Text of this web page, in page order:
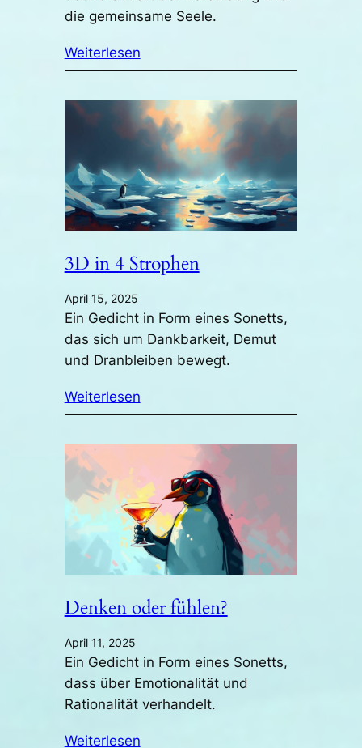
die gemeinsame Seele.
Weiterlesen
3D in 4 Strophen
April 15, 2025
Ein Gedicht in Form eines Sonetts,
das sich um Dankbarkeit, Demut
und Dranbleiben bewegt.
Weiterlesen
Denken oder fühlen?
April 11, 2025
Ein Gedicht in Form eines Sonetts,
dass über Emotionalität und
Rationalität verhandelt.
Weiterlesen